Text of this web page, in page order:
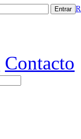
Contacto